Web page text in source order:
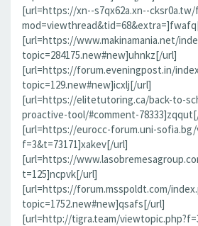
[url=https://xn--s7qx62a.xn--cksr0a.tw/
[url=https://www.makinamania.net/
topic=284175.new#new]uhnkz[/url]
[url=https://forum.eveningpost.in/
topic=129.new#new]icxlj[/url]
[url=https://elitetutoring.ca/back-to-
proactive-tool/#comment-
[url=https://eurocc-forum.uni-sofia.bg/
f=3&t=73171]xakev[/url]
[url=https://
t=125]ncpvk[/url]
[url=https://forum.msspoldt.com/
topic=1752.new#new]qsafs[/url]
[url=http://tigra.team/